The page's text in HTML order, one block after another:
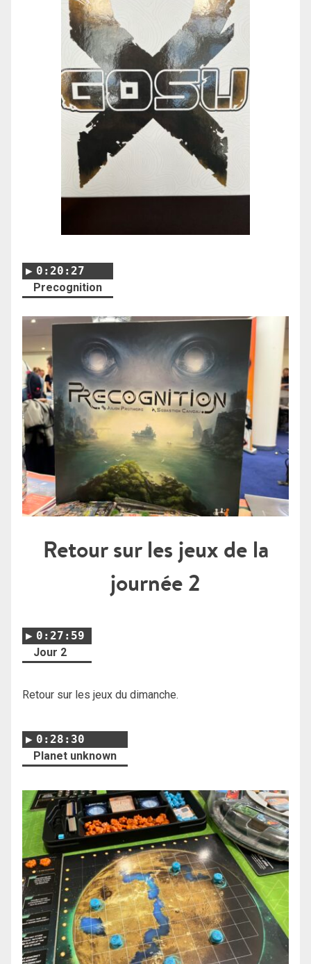
0:20:27
Precognition
Retour sur les jeux de la
journée 2
0:27:59
Jour 2
Retour sur les jeux du dimanche.
0:28:30
Planet unknown